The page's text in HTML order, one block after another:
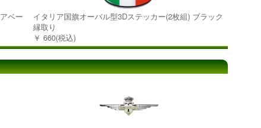
ベー
イタリア国旗オーバル型3Dステッカー(2枚組) ブラック
縁取り
￥ 660(税込)